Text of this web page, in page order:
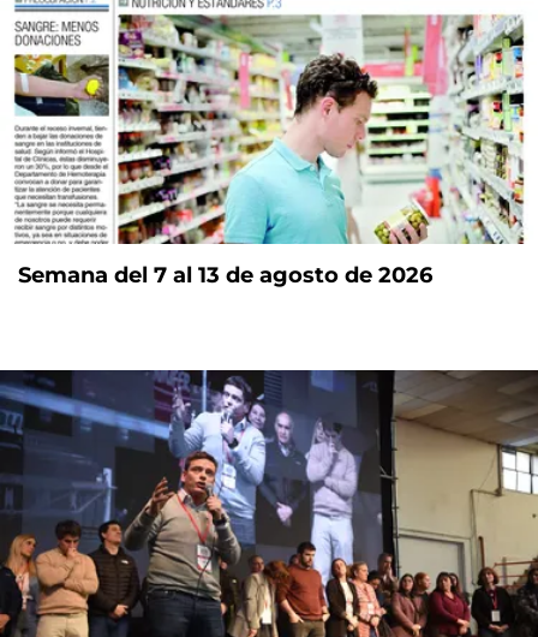
Semana del 7 al 13 de agosto de 2026